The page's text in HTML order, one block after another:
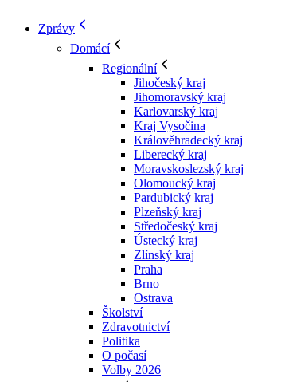
Zprávy
Domácí
Regionální
Jihočeský kraj
Jihomoravský kraj
Karlovarský kraj
Kraj Vysočina
Králověhradecký kraj
Liberecký kraj
Moravskoslezský kraj
Olomoucký kraj
Pardubický kraj
Plzeňský kraj
Středočeský kraj
Ústecký kraj
Zlínský kraj
Praha
Brno
Ostrava
Školství
Zdravotnictví
Politika
O počasí
Volby 2026